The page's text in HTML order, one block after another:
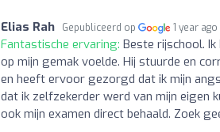
Elias Rah Gepubliceerd op 1 year ago
Fantastische ervaring: Beste rijschool.
op mijn gemak voelde. Hij stuurde en
en heeft ervoor gezorgd dat ik mijn
dat ik zelfzekerder werd van mijn eigen
ook mijn examen direct behaald. Zoek